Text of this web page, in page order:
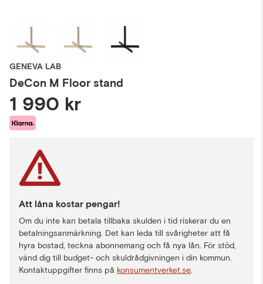
GENEVA LAB
DeCon M Floor stand
1 990 kr
Att låna kostar pengar!
Om du inte kan betala tillbaka skulden i tid riskerar du en
betalningsanmärkning. Det kan leda till svårigheter att få
hyra bostad, teckna abonnemang och få nya lån. För stöd,
vänd dig till budget- och skuldrådgivningen i din kommun.
Kontaktuppgifter finns på konsumentverket.se